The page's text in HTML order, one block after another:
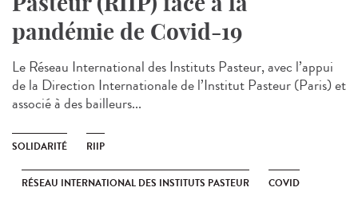
pandémie de Covid-19
Le Réseau International des Instituts Pasteur, avec l’appui
de la Direction Internationale de l’Institut Pasteur (Paris) et
associé à des bailleurs...
SOLIDARITÉ RIIP
RÉSEAU INTERNATIONAL DES INSTITUTS PASTEUR COVID